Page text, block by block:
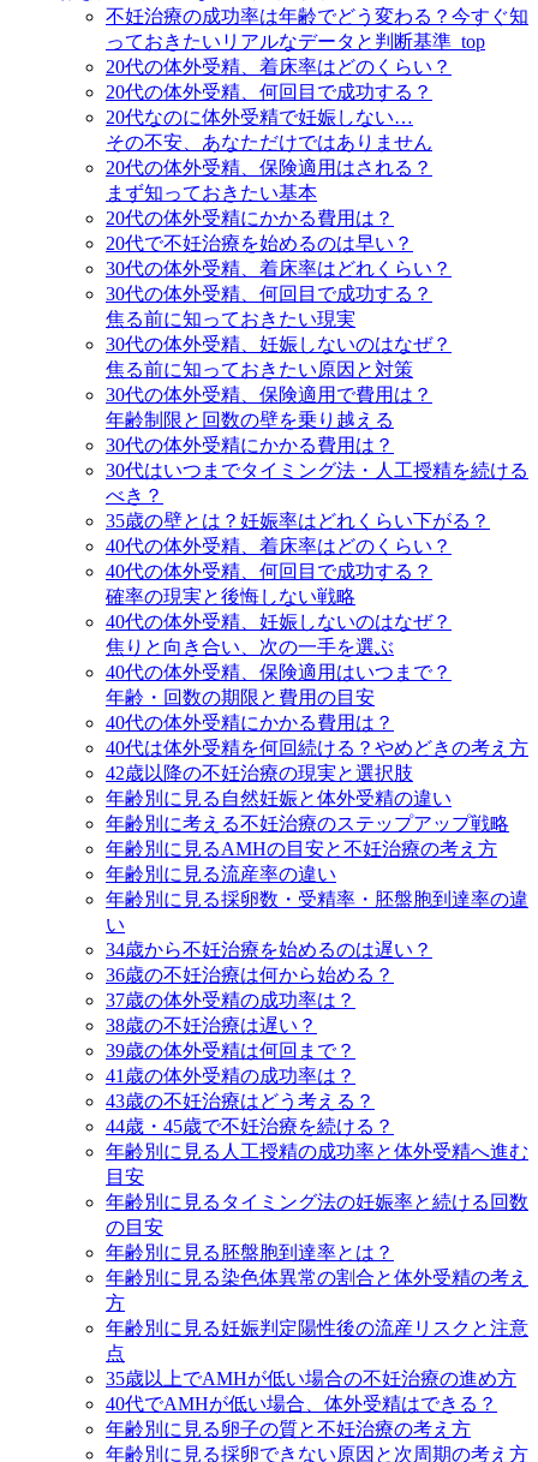
不妊治療の成功率は年齢でどう変わる？今すぐ知
っておきたいリアルなデータと判断基準_top
20代の体外受精、着床率はどのくらい？
20代の体外受精、何回目で成功する？
20代なのに体外受精で妊娠しない…
その不安、あなただけではありません
20代の体外受精、保険適用はされる？
まず知っておきたい基本
20代の体外受精にかかる費用は？
20代で不妊治療を始めるのは早い？
30代の体外受精、着床率はどれくらい？
30代の体外受精、何回目で成功する？
焦る前に知っておきたい現実
30代の体外受精、妊娠しないのはなぜ？
焦る前に知っておきたい原因と対策
30代の体外受精、保険適用で費用は？
年齢制限と回数の壁を乗り越える
30代の体外受精にかかる費用は？
30代はいつまでタイミング法・人工授精を続ける
べき？
35歳の壁とは？妊娠率はどれくらい下がる？
40代の体外受精、着床率はどのくらい？
40代の体外受精、何回目で成功する？
確率の現実と後悔しない戦略
40代の体外受精、妊娠しないのはなぜ？
焦りと向き合い、次の一手を選ぶ
40代の体外受精、保険適用はいつまで？
年齢・回数の期限と費用の目安
40代の体外受精にかかる費用は？
40代は体外受精を何回続ける？やめどきの考え方
42歳以降の不妊治療の現実と選択肢
年齢別に見る自然妊娠と体外受精の違い
年齢別に考える不妊治療のステップアップ戦略
年齢別に見るAMHの目安と不妊治療の考え方
年齢別に見る流産率の違い
年齢別に見る採卵数・受精率・胚盤胞到達率の違
い
34歳から不妊治療を始めるのは遅い？
36歳の不妊治療は何から始める？
37歳の体外受精の成功率は？
38歳の不妊治療は遅い？
39歳の体外受精は何回まで？
41歳の体外受精の成功率は？
43歳の不妊治療はどう考える？
44歳・45歳で不妊治療を続ける？
年齢別に見る人工授精の成功率と体外受精へ進む
目安
年齢別に見るタイミング法の妊娠率と続ける回数
の目安
年齢別に見る胚盤胞到達率とは？
年齢別に見る染色体異常の割合と体外受精の考え
方
年齢別に見る妊娠判定陽性後の流産リスクと注意
点
35歳以上でAMHが低い場合の不妊治療の進め方
40代でAMHが低い場合、体外受精はできる？
年齢別に見る卵子の質と不妊治療の考え方
年齢別に見る採卵できない原因と次周期の考え方